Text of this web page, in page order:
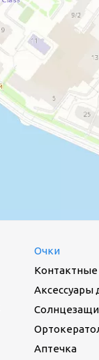
Очки
Аксессуары
Аптечка